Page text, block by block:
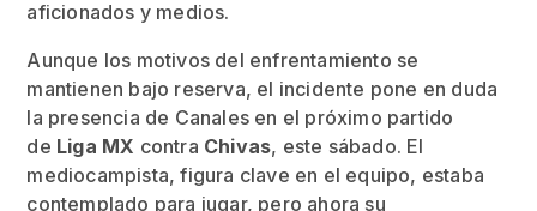
aficionados y medios.
Aunque los motivos del enfrentamiento se
mantienen bajo reserva, el incidente pone en duda
la presencia de Canales en el próximo partido
de Liga MX contra Chivas, este sábado. El
mediocampista, figura clave en el equipo, estaba
contemplado para jugar, pero ahora su